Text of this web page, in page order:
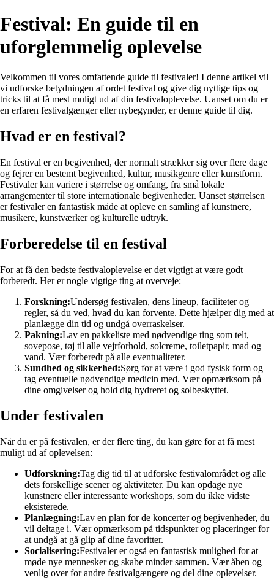
Festival: En guide til en
uforglemmelig oplevelse
Velkommen til vores omfattende guide til festivaler! I denne artikel vil
vi udforske betydningen af ordet festival og give dig nyttige tips og
tricks til at få mest muligt ud af din festivaloplevelse. Uanset om du er
en erfaren festivalgænger eller nybegynder, er denne guide til dig.
Hvad er en festival?
En festival er en begivenhed, der normalt strækker sig over flere dage
og fejrer en bestemt begivenhed, kultur, musikgenre eller kunstform.
Festivaler kan variere i størrelse og omfang, fra små lokale
arrangementer til store internationale begivenheder. Uanset størrelsen
er festivaler en fantastisk måde at opleve en samling af kunstnere,
musikere, kunstværker og kulturelle udtryk.
Forberedelse til en festival
For at få den bedste festivaloplevelse er det vigtigt at være godt
forberedt. Her er nogle vigtige ting at overveje:
Forskning:Undersøg festivalen, dens lineup, faciliteter og
regler, så du ved, hvad du kan forvente. Dette hjælper dig med at
planlægge din tid og undgå overraskelser.
Pakning:Lav en pakkeliste med nødvendige ting som telt,
sovepose, tøj til alle vejrforhold, solcreme, toiletpapir, mad og
vand. Vær forberedt på alle eventualiteter.
Sundhed og sikkerhed:Sørg for at være i god fysisk form og
tag eventuelle nødvendige medicin med. Vær opmærksom på
dine omgivelser og hold dig hydreret og solbeskyttet.
Under festivalen
Når du er på festivalen, er der flere ting, du kan gøre for at få mest
muligt ud af oplevelsen:
Udforskning:Tag dig tid til at udforske festivalområdet og alle
dets forskellige scener og aktiviteter. Du kan opdage nye
kunstnere eller interessante workshops, som du ikke vidste
eksisterede.
Planlægning:Lav en plan for de koncerter og begivenheder, du
vil deltage i. Vær opmærksom på tidspunkter og placeringer for
at undgå at gå glip af dine favoritter.
Socialisering:Festivaler er også en fantastisk mulighed for at
møde nye mennesker og skabe minder sammen. Vær åben og
venlig over for andre festivalgængere og del dine oplevelser.